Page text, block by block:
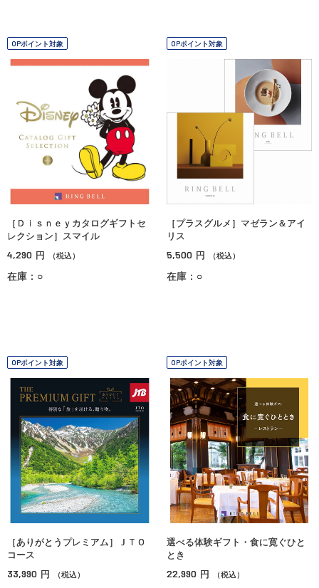
OPポイント対象
［Ｄｉｓｎｅｙカタログギフトセ
レクション］スマイル
4,290 円 （税込）
在庫：○
OPポイント対象
［プラスグルメ］マゼラン＆アイ
リス
5,500 円 （税込）
在庫：○
OPポイント対象
［ありがとうプレミアム］ＪＴＯ
コース
33,990 円 （税込）
OPポイント対象
選べる体験ギフト・食に寛ぐひと
とき
22,990 円 （税込）